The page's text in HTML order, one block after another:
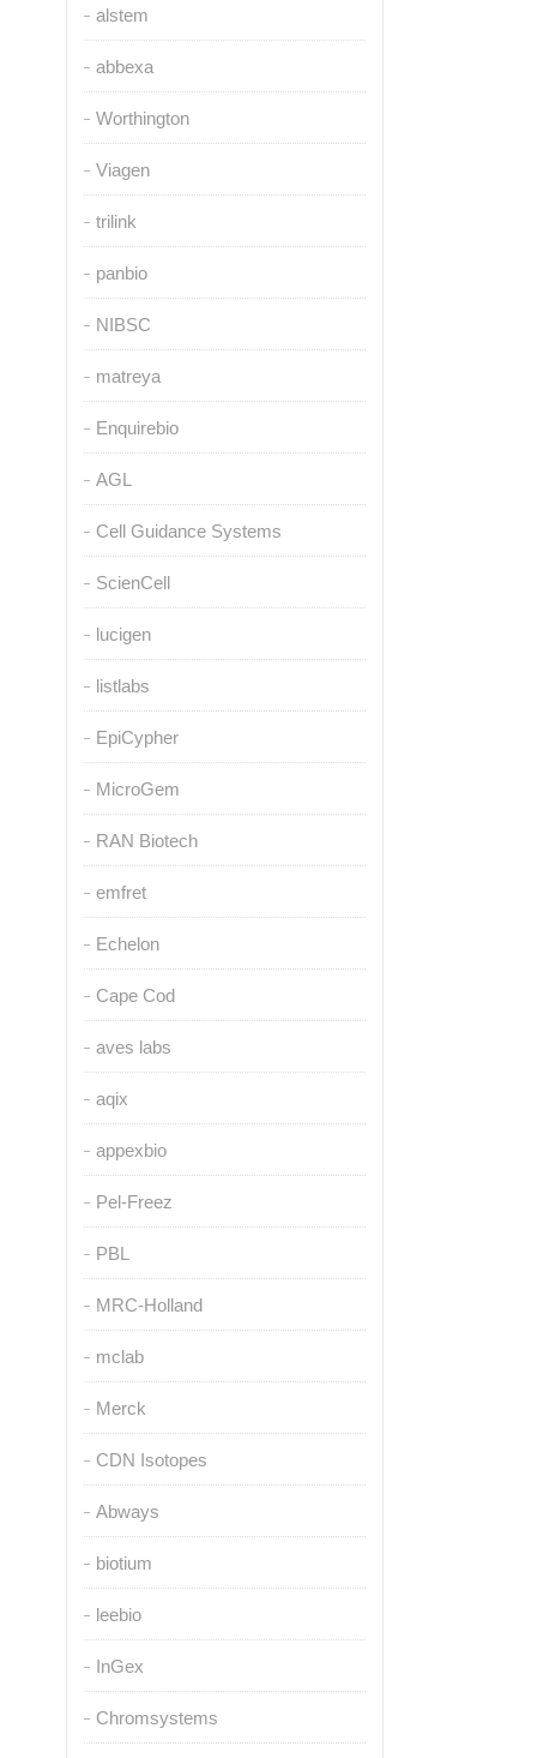
alstem
abbexa
Worthington
Viagen
trilink
panbio
NIBSC
matreya
Enquirebio
AGL
Cell Guidance Systems
ScienCell
lucigen
listlabs
EpiCypher
MicroGem
RAN Biotech
emfret
Echelon
Cape Cod
aves labs
aqix
appexbio
Pel-Freez
PBL
MRC-Holland
mclab
Merck
CDN Isotopes
Abways
biotium
leebio
InGex
Chromsystems